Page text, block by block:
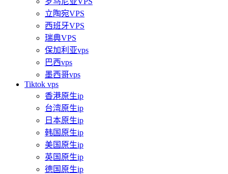
立陶宛VPS
西班牙VPS
瑞典VPS
保加利亚vps
巴西vps
墨西哥vps
Tiktok vps
香港原生ip
台湾原生ip
日本原生ip
韩国原生ip
美国原生ip
英国原生ip
德国原生ip